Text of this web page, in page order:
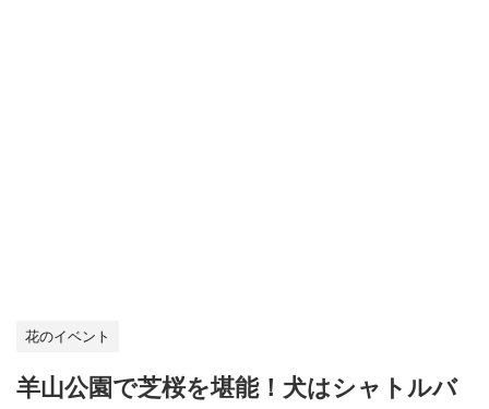
花のイベント
羊山公園で芝桜を堪能！犬はシャトルバ